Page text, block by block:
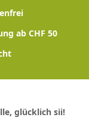
ab CHF 50
glücklich sii!